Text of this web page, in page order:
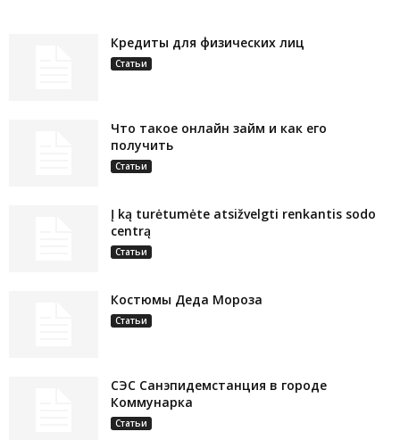
Кредиты для физических лиц
Статьи
Что такое онлайн займ и как его
получить
Статьи
Į ką turėtumėte atsižvelgti renkantis sodo
centrą
Статьи
Костюмы Деда Мороза
Статьи
СЭС Санэпидемстанция в городе
Коммунарка
Статьи